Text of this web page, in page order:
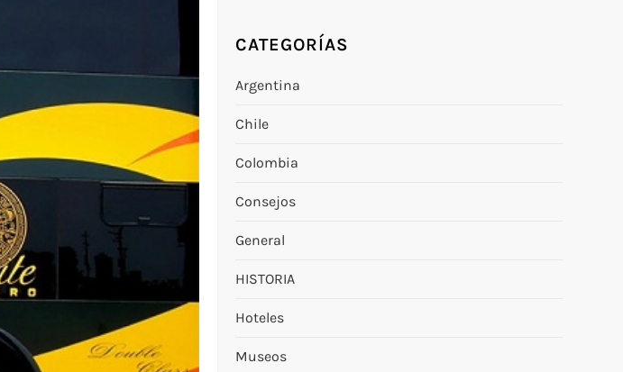
CATEGORÍAS
Argentina
Chile
Colombia
Consejos
General
HISTORIA
Hoteles
Museos